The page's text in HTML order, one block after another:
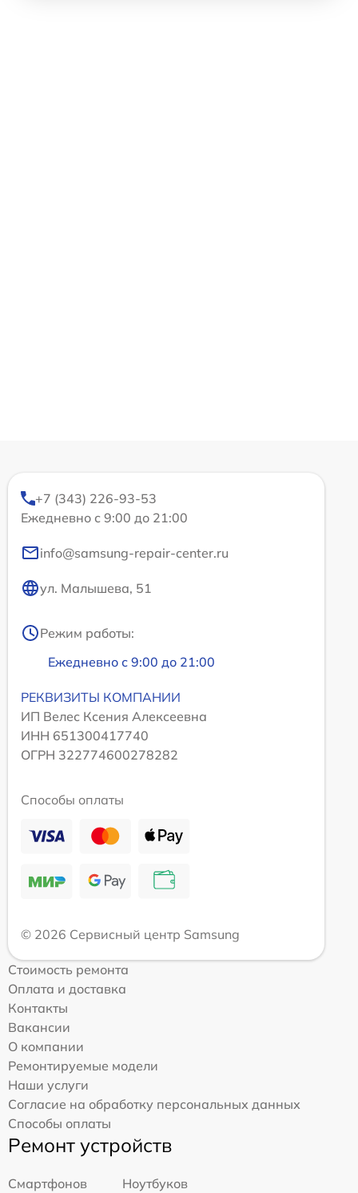
+7 (343) 226-93-53
Ежедневно с 9:00 до 21:00
info@samsung-repair-center.ru
ул. Малышева, 51
Режим работы:
Ежедневно с 9:00 до 21:00
РЕКВИЗИТЫ КОМПАНИИ
ИП Велес Ксения Алексеевна
ИНН 651300417740
ОГРН 322774600278282
Способы оплаты
© 2026 Сервисный центр Samsung
Стоимость ремонта
Оплата и доставка
Контакты
Вакансии
О компании
Ремонтируемые модели
Наши услуги
Согласие на обработку персональных данных
Способы оплаты
Ремонт устройств
Смартфонов
Ноутбуков